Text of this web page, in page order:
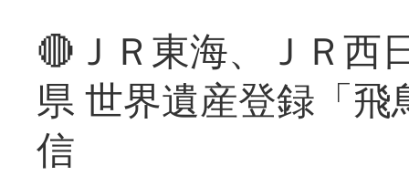
🔴ＪＲ東海、ＪＲ西
県 世界遺産登録「
信